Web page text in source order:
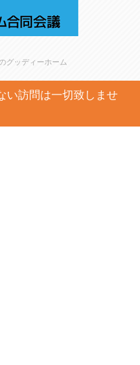
グッディーホーム
い訪問は一切致しませ